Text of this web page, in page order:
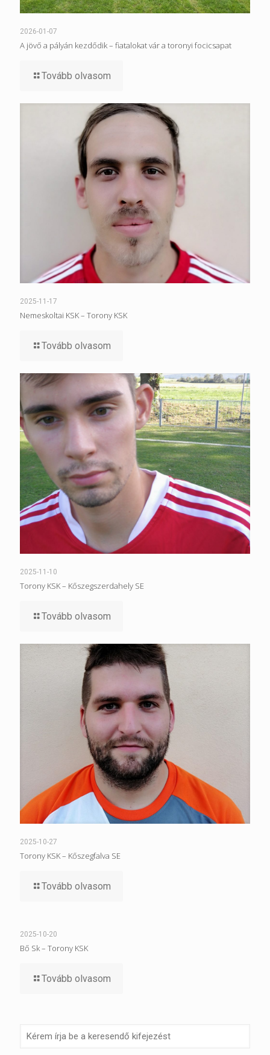
2026-01-07
A jövő a pályán kezdődik – fiatalokat vár a toronyi focicsapat
Tovább olvasom
2025-11-17
Nemeskoltai KSK – Torony KSK
Tovább olvasom
2025-11-10
Torony KSK – Kőszegszerdahely SE
Tovább olvasom
2025-10-27
Torony KSK – Kőszegfalva SE
Tovább olvasom
2025-10-20
Bő Sk – Torony KSK
Tovább olvasom